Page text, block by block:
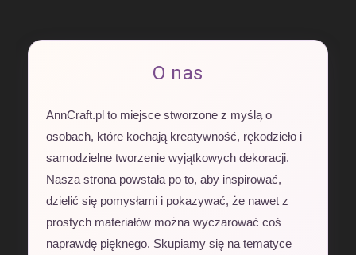
O nas
AnnCraft.pl to miejsce stworzone z myślą o
osobach, które kochają kreatywność, rękodzieło i
samodzielne tworzenie wyjątkowych dekoracji.
Nasza strona powstała po to, aby inspirować,
dzielić się pomysłami i pokazywać, że nawet z
prostych materiałów można wyczarować coś
naprawdę pięknego. Skupiamy się na tematyce